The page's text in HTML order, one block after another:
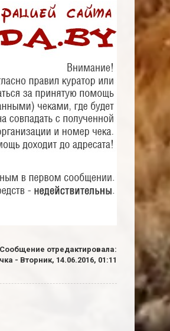
Сообщение отредактировала:
- Вторник, 14.06.2016, 01:11